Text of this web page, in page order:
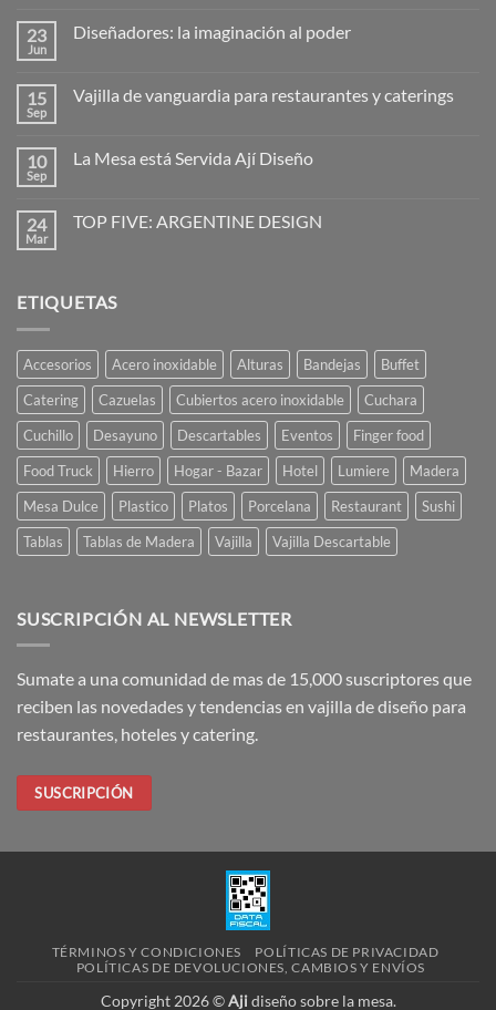
en
23
Jun
Diseñadores: la imaginación al poder
en
al
poder
15
Sep
Vajilla de vanguardia para restaurantes y caterings
en
para
restaurantes
10
Sep
La Mesa está Servida Ají Diseño
en
Ají
Diseño
24
Mar
TOP FIVE: ARGENTINE DESIGN
TOP
ETIQUETAS
Accesorios Acero inoxidable Alturas Bandejas
Buffet
Catering
Cazuelas Cubiertos acero inoxidable
Cuchara
Cuchillo
Desayuno Descartables Eventos
Finger food
Food Truck
Hierro Hogar - Bazar Hotel Lumiere
Madera
Mesa Dulce
Plastico Platos Porcelana Restaurant
Sushi
Tablas
Tablas de Madera Vajilla Vajilla Descartable
SUSCRIPCIÓN AL NEWSLETTER
Sumate a una comunidad de mas de 15,000 suscriptores que
reciben las novedades y tendencias en vajilla de diseño para
restaurantes, hoteles y catering.
SUSCRIPCIÓN
TÉRMINOS Y CONDICIONES
POLÍTICAS DE PRIVACIDAD
POLÍTICAS DE DEVOLUCIONES, CAMBIOS Y ENVÍOS
Copyright 2026 ©Ajidiseño sobre la mesa.